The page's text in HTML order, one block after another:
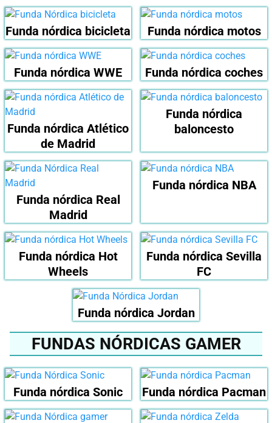
Funda nórdica bicicleta Funda nórdica motos
Funda nórdica WWE Funda nórdica coches
Funda nórdica Atlético
de Madrid
Funda nórdica
baloncesto
Funda nórdica Real
Madrid
Funda nórdica NBA
Funda nórdica Hot
Wheels
Funda nórdica Sevilla
FC
Funda nórdica Jordan
FUNDAS NÓRDICAS GAMER
Funda nórdica Sonic Funda nórdica Pacman